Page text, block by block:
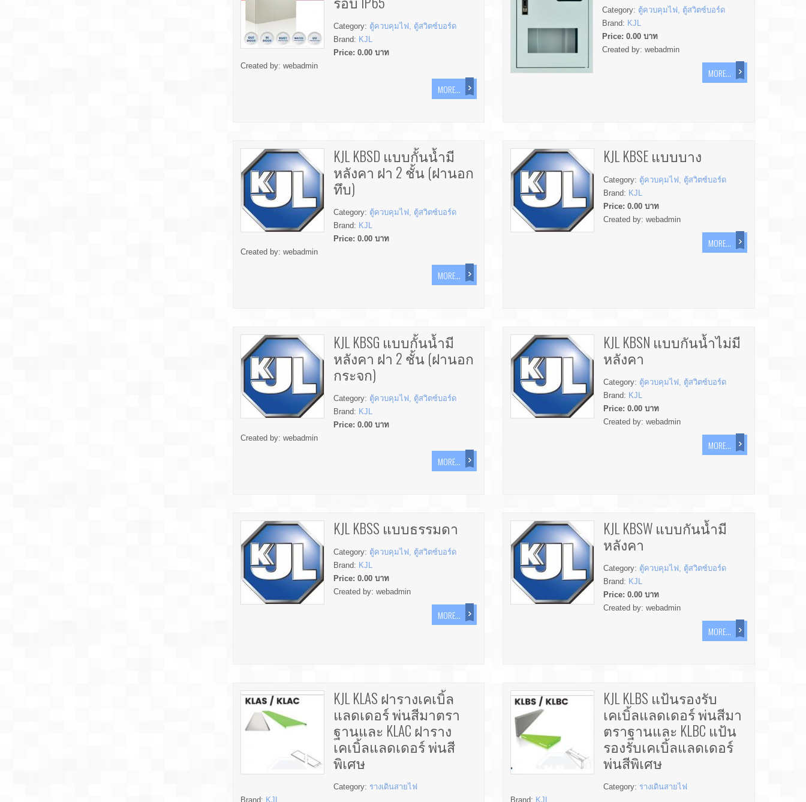
Category: ตู้ควบคุมไฟ, ตู้สวิตซ์บอร์ด
Brand: KJL
Price: 0.00 บาท
Created by: webadmin
MORE...
Category: ตู้ควบคุมไฟ, ตู้สวิตซ์บอร์ด
Brand: KJL
Price:0.00 บาท
Created by:webadmin
MORE...
KJL KBSD แบบกั้นน้ำมี
หลังคา ฝา 2 ชั้น (ฝานอก
ทึบ)
Category: ตู้ควบคุมไฟ, ตู้สวิตซ์บอร์ด
Brand: KJL
Price: 0.00 บาท
Created by: webadmin
MORE...
KJL KBSE แบบบาง
Category: ตู้ควบคุมไฟ, ตู้สวิตซ์บอร์ด
Brand: KJL
Price:0.00 บาท
Created by:webadmin
MORE...
KJL KBSG แบบกั้นน้ำมี
หลังคา ฝา 2 ชั้น (ฝานอก
กระจก)
Category: ตู้ควบคุมไฟ, ตู้สวิตซ์บอร์ด
Brand: KJL
Price: 0.00 บาท
Created by: webadmin
MORE...
KJL KBSN แบบกันน้ำไม่มี
หลังคา
Category: ตู้ควบคุมไฟ, ตู้สวิตซ์บอร์ด
Brand: KJL
Price:0.00 บาท
Created by:webadmin
MORE...
KJL KBSS แบบธรรมดา
Category: ตู้ควบคุมไฟ, ตู้สวิตซ์บอร์ด
Brand: KJL
Price: 0.00 บาท
Created by: webadmin
MORE...
KJL KBSW แบบกันน้ำมี
หลังคา
Category: ตู้ควบคุมไฟ, ตู้สวิตซ์บอร์ด
Brand: KJL
Price:0.00 บาท
Created by:webadmin
MORE...
KJL KLAS ฝารางเคเบิ้ล
แลดเดอร์ พ่นสีมาตรา
ฐานและ KLAC ฝาราง
เคเบิ้ลแลดเดอร์ พ่นสี
พิเศษ
Category: รางเดินสายไฟ
Brand: KJL
KJL KLBS แป้นรองรับ
เคเบิ้ลแลดเดอร์ พ่นสีมา
ตราฐานและ KLBC แป้น
รองรับเคเบิ้ลแลดเดอร์
พ่นสีพิเศษ
Category: รางเดินสายไฟ
Brand: KJL